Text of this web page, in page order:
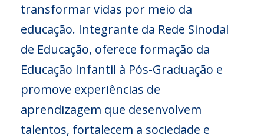
transformar vidas por meio da
educação. Integrante da Rede Sinodal
de Educação, oferece formação da
Educação Infantil à Pós-Graduação e
promove experiências de
aprendizagem que desenvolvem
talentos, fortalecem a sociedade e